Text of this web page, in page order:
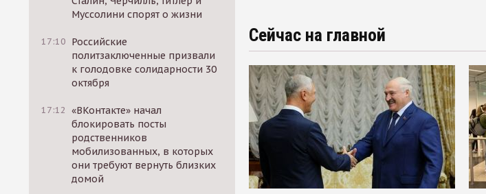
Муссолини спорят о жизни
17:10 Российские
политзаключенные призвали
к голодовке солидарности 30
октября
17:12 «ВКонтакте» начал
блокировать посты
родственников
мобилизованных, в которых
они требуют вернуть близких
домой
Сейчас на главной